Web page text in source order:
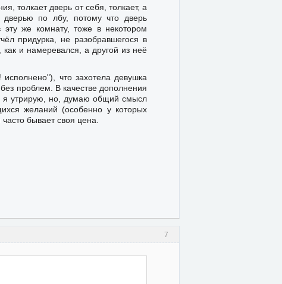
толкает дверь от себя, толкает, а
дверью по лбу, потому что дверь
же комнату, тоже в некотором
придурка, не разобравшегося в
как и намеревался, а другой из неё
что захотела девушка
проблем. В качестве дополнения
я утрирую, но, думаю общий смысл
желаний (особенно у которых
бывает своя цена.
7